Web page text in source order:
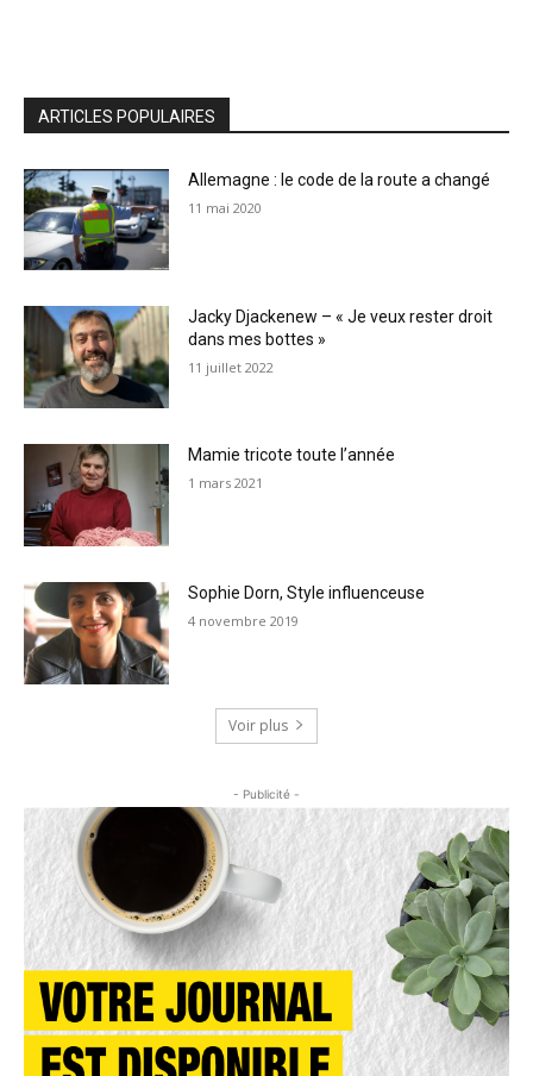
ARTICLES POPULAIRES
Allemagne : le code de la route a changé
11 mai 2020
Jacky Djackenew – « Je veux rester droit
dans mes bottes »
11 juillet 2022
Mamie tricote toute l’année
1 mars 2021
Sophie Dorn, Style influenceuse
4 novembre 2019
Voir plus
- Publicité -